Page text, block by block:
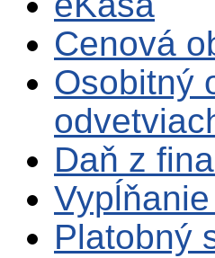
Cenová
Osobitný
Daň z
Platobný